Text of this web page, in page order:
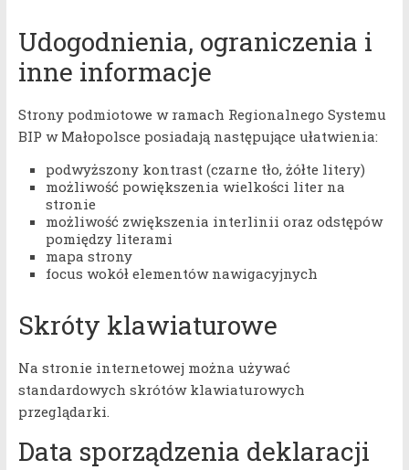
Udogodnienia, ograniczenia i
inne informacje
Strony podmiotowe w ramach Regionalnego Systemu
BIP w Małopolsce posiadają następujące ułatwienia:
podwyższony kontrast (czarne tło, żółte litery)
możliwość powiększenia wielkości liter na
stronie
możliwość zwiększenia interlinii oraz odstępów
pomiędzy literami
mapa strony
focus wokół elementów nawigacyjnych
Skróty klawiaturowe
Na stronie internetowej można używać
standardowych skrótów klawiaturowych
przeglądarki.
Data sporządzenia deklaracji